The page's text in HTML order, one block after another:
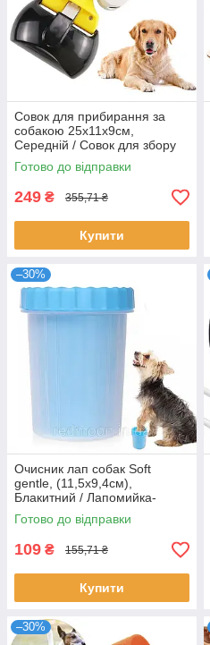
Совок для прибирання за
собакою 25х11х9см,
Середній / Совок для збору
фекалій собак /
Автоматичний совок для
Готово до відправки
249 ₴ 355,71 ₴
Купити
–30%
Очисник лап собак Soft
gentle, (11,5х9,4см),
Блакитний / Лапомийка-
склянка для домашніх тварин
/ Силіконова чистилка
Готово до відправки
109 ₴ 155,71 ₴
Купити
–30%